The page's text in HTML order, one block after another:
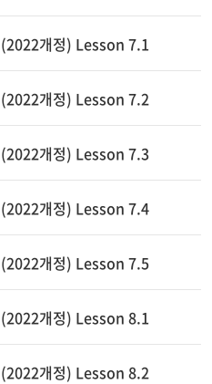
개정) Lesson 7.1
개정) Lesson 7.2
개정) Lesson 7.3
개정) Lesson 7.4
개정) Lesson 7.5
개정) Lesson 8.1
개정) Lesson 8.2